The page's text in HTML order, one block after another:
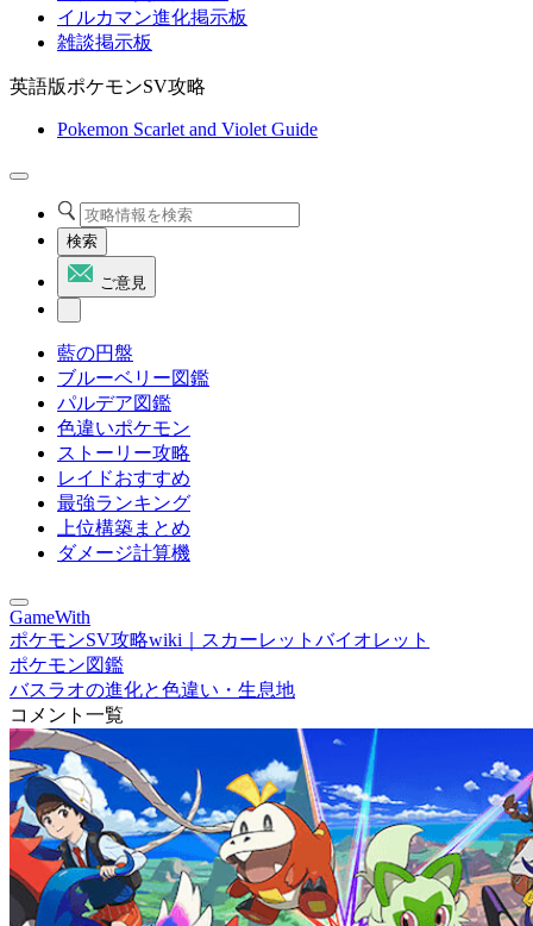
イルカマン進化掲示板
雑談掲示板
英語版ポケモンSV攻略
Pokemon Scarlet and Violet Guide
検索
ご意見
藍の円盤
ブルーベリー図鑑
パルデア図鑑
色違いポケモン
ストーリー攻略
レイドおすすめ
最強ランキング
上位構築まとめ
ダメージ計算機
GameWith
ポケモンSV攻略wiki｜スカーレットバイオレット
ポケモン図鑑
バスラオの進化と色違い・生息地
コメント一覧